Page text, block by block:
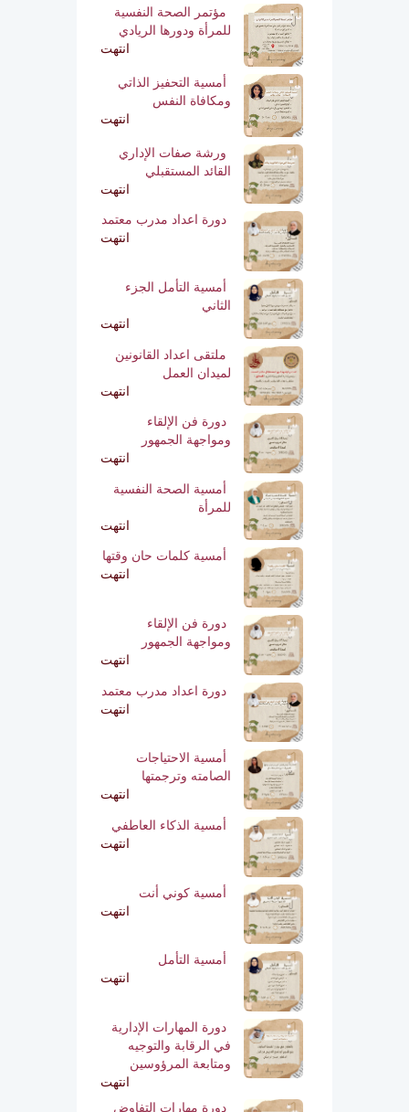
مؤتمر الصحة النفسية
للمرأة ودورها الريادي
انتهت
أمسية التحفيز الذاتي
ومكافاة النفس
انتهت
ورشة صفات الإداري
القائد المستقبلي
انتهت
دورة اعداد مدرب معتمد
انتهت
أمسية التأمل الجزء
الثاني
انتهت
ملتقى اعداد القانونين
لميدان العمل
انتهت
دورة فن الإلقاء
ومواجهة الجمهور
انتهت
أمسية الصحة النفسية
للمرأة
انتهت
أمسية كلمات حان وقتها
انتهت
دورة فن الإلقاء
ومواجهة الجمهور
انتهت
دورة اعداد مدرب معتمد
انتهت
أمسية الاحتياجات
الصامته وترجمتها
انتهت
أمسية الذكاء العاطفي
انتهت
أمسية كوني أنت
انتهت
أمسية التأمل
انتهت
دورة المهارات الإدارية
في الرقابة والتوجيه
ومتابعة المرؤوسين
انتهت
دورة مهارات التفاوض